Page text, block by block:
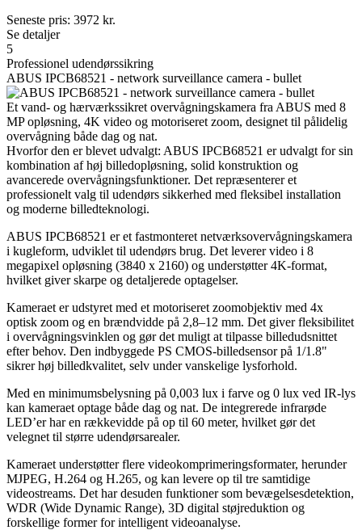
Seneste pris: 3972 kr.
Se detaljer
5
Professionel udendørssikring
ABUS IPCB68521 - network surveillance camera - bullet
Et vand- og hærværkssikret overvågningskamera fra ABUS med 8
MP opløsning, 4K video og motoriseret zoom, designet til pålidelig
overvågning både dag og nat.
Hvorfor den er blevet udvalgt: ABUS IPCB68521 er udvalgt for sin
kombination af høj billedopløsning, solid konstruktion og
avancerede overvågningsfunktioner. Det repræsenterer et
professionelt valg til udendørs sikkerhed med fleksibel installation
og moderne billedteknologi.
ABUS IPCB68521 er et fastmonteret netværksovervågningskamera
i kugleform, udviklet til udendørs brug. Det leverer video i 8
megapixel opløsning (3840 x 2160) og understøtter 4K-format,
hvilket giver skarpe og detaljerede optagelser.
Kameraet er udstyret med et motoriseret zoomobjektiv med 4x
optisk zoom og en brændvidde på 2,8–12 mm. Det giver fleksibilitet
i overvågningsvinklen og gør det muligt at tilpasse billedudsnittet
efter behov. Den indbyggede PS CMOS-billedsensor på 1/1.8"
sikrer høj billedkvalitet, selv under vanskelige lysforhold.
Med en minimumsbelysning på 0,003 lux i farve og 0 lux ved IR-lys
kan kameraet optage både dag og nat. De integrerede infrarøde
LED’er har en rækkevidde på op til 60 meter, hvilket gør det
velegnet til større udendørsarealer.
Kameraet understøtter flere videokomprimeringsformater, herunder
MJPEG, H.264 og H.265, og kan levere op til tre samtidige
videostreams. Det har desuden funktioner som bevægelsesdetektion,
WDR (Wide Dynamic Range), 3D digital støjreduktion og
forskellige former for intelligent videoanalyse.